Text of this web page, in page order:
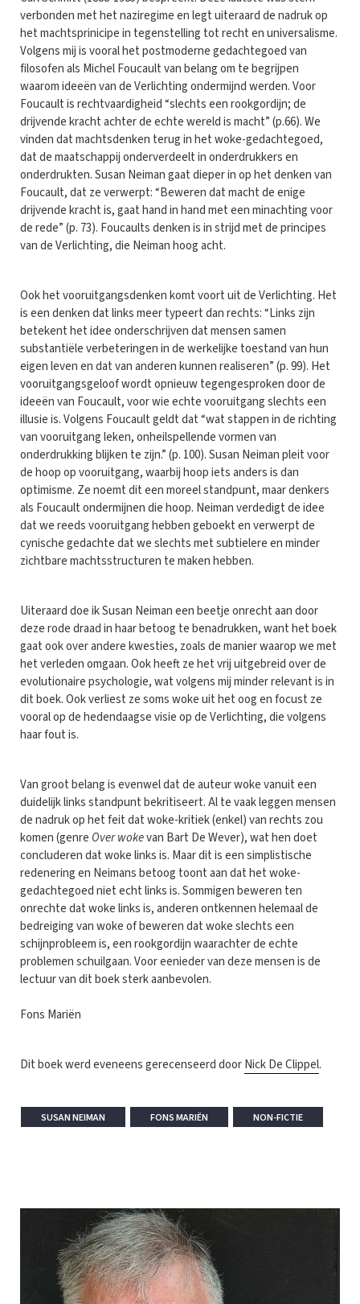
verbonden met het naziregime en legt uiteraard de nadruk op
het machtsprinicipe in tegenstelling tot recht en universalisme.
Volgens mij is vooral het postmoderne gedachtegoed van
filosofen als Michel Foucault van belang om te begrijpen
waarom ideeën van de Verlichting ondermijnd werden. Voor
Foucault is rechtvaardigheid “slechts een rookgordijn; de
drijvende kracht achter de echte wereld is macht” (p.66). We
vinden dat machtsdenken terug in het woke-gedachtegoed,
dat de maatschappij onderverdeelt in onderdrukkers en
onderdrukten. Susan Neiman gaat dieper in op het denken van
Foucault, dat ze verwerpt: “Beweren dat macht de enige
drijvende kracht is, gaat hand in hand met een minachting voor
de rede” (p. 73). Foucaults denken is in strijd met de principes
van de Verlichting, die Neiman hoog acht.
Ook het vooruitgangsdenken komt voort uit de Verlichting. Het
is een denken dat links meer typeert dan rechts: “Links zijn
betekent het idee onderschrijven dat mensen samen
substantiële verbeteringen in de werkelijke toestand van hun
eigen leven en dat van anderen kunnen realiseren” (p. 99). Het
vooruitgangsgeloof wordt opnieuw tegengesproken door de
ideeën van Foucault, voor wie echte vooruitgang slechts een
illusie is. Volgens Foucault geldt dat “wat stappen in de richting
van vooruitgang leken, onheilspellende vormen van
onderdrukking blijken te zijn.” (p. 100). Susan Neiman pleit voor
de hoop op vooruitgang, waarbij hoop iets anders is dan
optimisme. Ze noemt dit een moreel standpunt, maar denkers
als Foucault ondermijnen die hoop. Neiman verdedigt de idee
dat we reeds vooruitgang hebben geboekt en verwerpt de
cynische gedachte dat we slechts met subtielere en minder
zichtbare machtsstructuren te maken hebben.
Uiteraard doe ik Susan Neiman een beetje onrecht aan door
deze rode draad in haar betoog te benadrukken, want het boek
gaat ook over andere kwesties, zoals de manier waarop we met
het verleden omgaan. Ook heeft ze het vrij uitgebreid over de
evolutionaire psychologie, wat volgens mij minder relevant is in
dit boek. Ook verliest ze soms woke uit het oog en focust ze
vooral op de hedendaagse visie op de Verlichting, die volgens
haar fout is.
Van groot belang is evenwel dat de auteur woke vanuit een
duidelijk links standpunt bekritiseert. Al te vaak leggen mensen
de nadruk op het feit dat woke-kritiek (enkel) van rechts zou
komen (genre Over wokevan Bart De Wever), wat hen doet
concluderen dat woke links is. Maar dit is een simplistische
redenering en Neimans betoog toont aan dat het woke-
gedachtegoed niet echt links is. Sommigen beweren ten
onrechte dat woke links is, anderen ontkennen helemaal de
bedreiging van woke of beweren dat woke slechts een
schijnprobleem is, een rookgordijn waarachter de echte
problemen schuilgaan. Voor eenieder van deze mensen is de
lectuur van dit boek sterk aanbevolen.
Fons Mariën
Dit boek werd eveneens gerecenseerd doorNick De Clippel.
SUSAN NEIMAN FONS MARIËN NON-FICTIE